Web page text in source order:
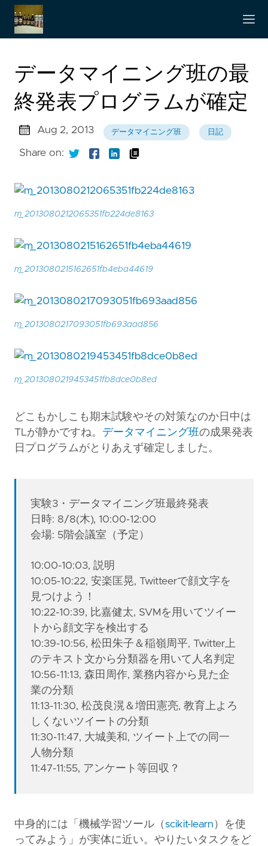
データマイニング班の最
終発表プログラムが確定
Aug 2, 2013 データマイニング班 日記
Share on:
m_2013080212065351fb224de8163
m_2013080215162651fb4eba44619
m_2013080217093051fb693aad856
m_2013080219453451fb8dce0b8ed
どこもかしこも期末試験やその対策なのか日中は
TLが静かですね。 データマイニング班の成果発表
日プログラムがとりあえず確定しました。
実験3・データマイニング班最終発表
日時: 8/8(木), 10:00-12:00
会場: 5階会議室（予定）
10:00-10:03, 説明
10:05-10:22, 安楽匡晃, Twitteerで顔文字を
見つけよう！
10:22-10:39, 比嘉健太, SVMを用いてツイー
トから顔文字を検出する
10:39-10:56, 松田朱子＆稲嶺周平, Twitter上
のテキスト文から分類器を用いて人名判定
10:56-11:13, 森田周作, 業務内容から見た企
業の分類
11:13-11:30, 松茂良滉＆増田憲亮, 教育上よろ
しくないツイートの分類
11:30-11:47, 大城美和, ツイート上での同一
人物分類
11:47-11:55, アンケート等回収？
中身的には「機械学習ツール（scikit-learn ）を使
ってみよう」が実体に近い。やりたいタスクをど